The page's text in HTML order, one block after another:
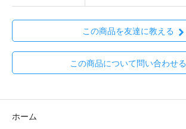
この商品を友達に教える
この商品について問い合わせる
ホーム